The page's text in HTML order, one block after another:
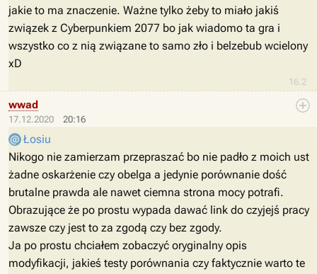
16.2
jakie to ma znaczenie. Ważne tylko żeby to miało jakiś
związek z Cyberpunkiem 2077 bo jak wiadomo ta gra i
wszystko co z nią związane to samo zło i belzebub wcielony
xD
17.12.2020 20:16
wwad
Łosiu
Nikogo nie zamierzam przepraszać bo nie padło z moich ust
żadne oskarżenie czy obelga a jedynie porównanie dość
brutalne prawda ale nawet ciemna strona mocy potrafi.
Obrazujące że po prostu wypada dawać link do czyjejś pracy
zawsze czy jest to za zgodą czy bez zgody.
Ja po prostu chciałem zobaczyć oryginalny opis
modyfikacji, jakieś testy porównania czy faktycznie warto te